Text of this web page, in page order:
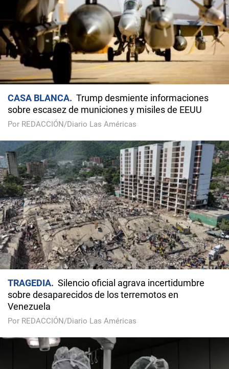
CASA BLANCA
Trump desmiente informaciones
sobre escasez de municiones y misiles de EEUU
Por REDACCIÓN/Diario Las Américas
TRAGEDIA
Silencio oficial agrava incertidumbre
sobre desaparecidos de los terremotos en
Venezuela
Por REDACCIÓN/Diario Las Américas